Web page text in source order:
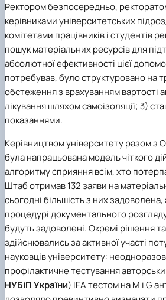
Ректором безпосередньо,
керівниками університетських
комітетами працівників і студентів
пошук матеріальних ресурсів для
абсолютної ефективності цієї
потребував, було структуровано на
обстеження з врахуванням вартості
лікування шляхом самоізоляції; 3)
показаннями.
Керівництвом університету разом
була напрацьована модель чіткого
алгоритму сприяння всім, хто
Штаб отримав 132 заяви на
сьогодні більшість з них задоволена,
процедурі документального
будуть задоволені. Окремі рішення
здійснювались за активної участі
науковців університету:
профілактичне тестування
НУБіП України) IFA тестом на М і G